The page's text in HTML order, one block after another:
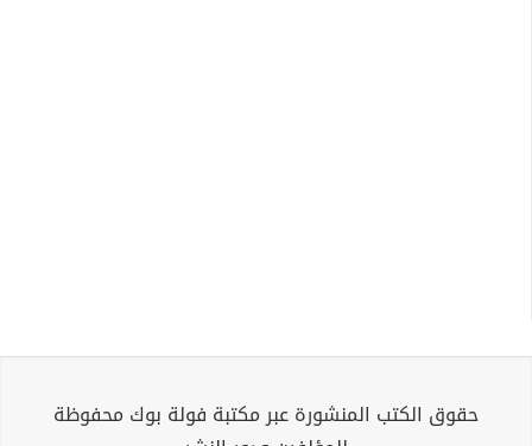
حقوق الكتب المنشورة عبر مكتبة فولة بوك محفوظة